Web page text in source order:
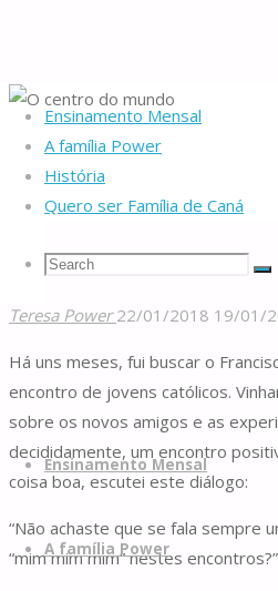
Ensinamento Mensal
A família Power
História
Quero ser Família de Caná
Search
Search
de
Caná
Ensinamento Mensal
A família Power
Home
Da nascente Em Caná da Galileia...
Teresa Power 22/01/2018 19/01/
Há uns meses, fui buscar o
encontro de jovens católicos.
sobre os novos amigos e as
decididamente, um encontro
coisa boa, escutei este diálogo:
“Não achaste que se fala sempre
“mim mim mim” nestes encontros?”